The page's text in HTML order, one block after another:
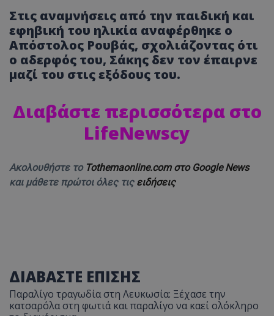
Στις αναμνήσεις από την παιδική και
εφηβική του ηλικία αναφέρθηκε ο
Απόστολος Ρουβάς, σχολιάζοντας ότι
ο αδερφός του, Σάκης δεν τον έπαιρνε
μαζί του στις εξόδους του.
Διαβάστε περισσότερα στο
LifeNewscy
Ακολουθήστε το Tothemaonline.com στο Google News
και μάθετε πρώτοι όλες τις ειδήσεις
ΔΙΑΒΑΣΤΕ ΕΠΙΣΗΣ
Παραλίγο τραγωδία στη Λευκωσία: Ξέχασε την
κατσαρόλα στη φωτιά και παραλίγο να καεί ολόκληρο